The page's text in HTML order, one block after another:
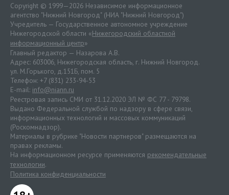
Copyright © 1999—2026 Независимое информационное
агентство "Нижний Новгород" (НИА "Нижний Новгород")
Учредитель — Государственное автономное учреждение
Нижегородской области «Нижегородский областной
информационный центр»
Главный редактор — Назарова А.В.
Адрес: 603006, Нижегородская область, г. Нижний Новгород.
ул. М.Горького, д.151Б, пом. 5
Телефон: +7 (831) 233-94-53
E-mail: info@niann.ru
Реестровая запись СМИ от 31.12.2020 ЭЛ № ФС 77 - 79798.
Выдано Федеральной службой по надзору в сфере связи,
информационных технологий и массовых коммуникаций
(Роскомнадзор).
Материалы в рубрике "Новости партнеров" размещаются на
правах рекламы.
На информационном ресурсе применяются рекомендательные
технологии.
Политика конфиденциальности